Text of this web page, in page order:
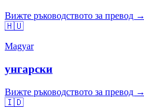
Вижте ръководството за превод →
🇭🇺
Magyar
унгарски
Вижте ръководството за превод →
🇮🇩